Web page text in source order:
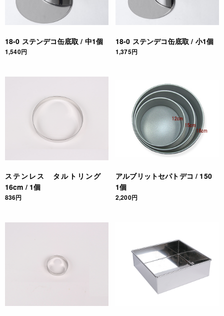
18-0 ステンデコ缶底取 / 中1個
1,540円
18-0 ステンデコ缶底取 / 小1個
1,375円
ステンレス タルトリング
16cm / 1個
836円
アルブリットセパトデコ / 150
1個
2,200円